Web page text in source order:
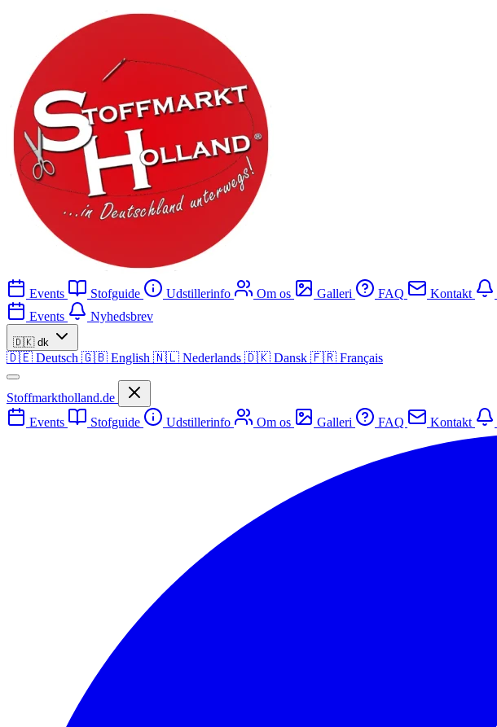
Events Stofguide Udstillerinfo Om os Galleri FAQ Kontakt
Events
Nyhedsbrev
🇩🇰 dk
🇩🇪 Deutsch 🇬🇧 English 🇳🇱 Nederlands 🇩🇰 Dansk 🇫🇷 Français
Stoffmarktholland.de
Events
Stofguide Udstillerinfo Om os Galleri FAQ Kontakt